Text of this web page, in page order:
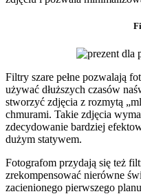
Filtry szare pełne pozwalają
używać dłuższych czasów
stworzyć zdjęcia z rozmytą
chmurami. Takie zdjęcia
zdecydowanie bardziej
dużym statywem.
Fotografom przydają się też
zrekompensować nierówne
zacienionego pierwszego